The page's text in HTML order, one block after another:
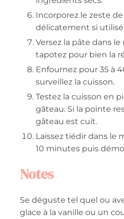
Incorporez le zeste
délicatement si
Versez la pâte dans
tapotez pour bien la
Enfournez pour 35 à
surveillez la cuisson.
Testez la cuisson en
gâteau. Si la pointe
gâteau est cuit.
Laissez tiédir dans le
10 minutes puis
Notes
Se déguste tel quel ou
glace à la vanille ou un